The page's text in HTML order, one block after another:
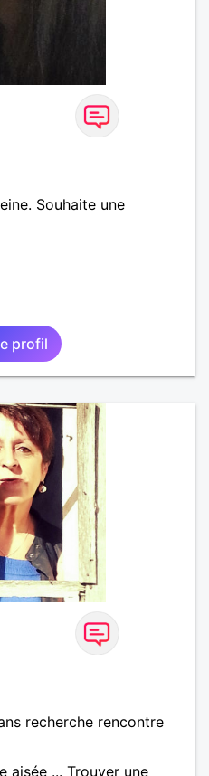
Souhaite une
profil
recherche rencontre
aisée ... Trouver une